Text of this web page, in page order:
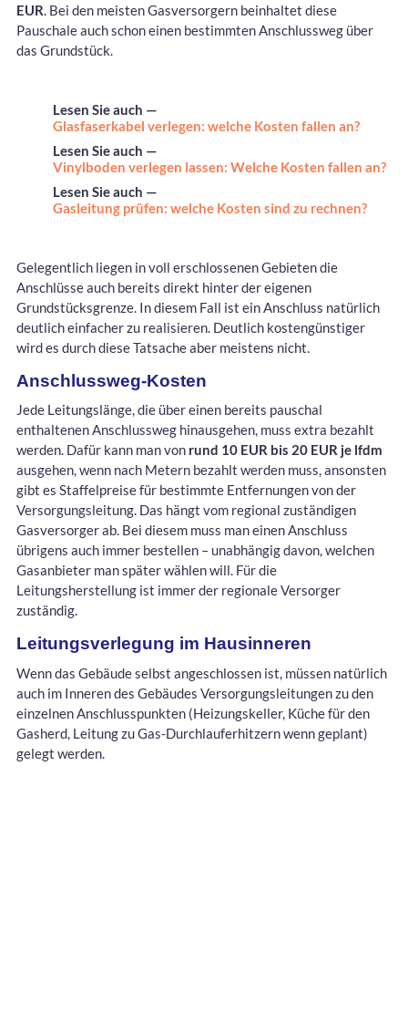
EUR. Bei den meisten Gasversorgern beinhaltet diese
Pauschale auch schon einen bestimmten Anschlussweg über
das Grundstück.
Lesen Sie auch —
Glasfaserkabel verlegen: welche Kosten fallen an?
Lesen Sie auch —
Vinylboden verlegen lassen: Welche Kosten fallen an?
Lesen Sie auch —
Gasleitung prüfen: welche Kosten sind zu rechnen?
Gelegentlich liegen in voll erschlossenen Gebieten die
Anschlüsse auch bereits direkt hinter der eigenen
Grundstücksgrenze. In diesem Fall ist ein Anschluss natürlich
deutlich einfacher zu realisieren. Deutlich kostengünstiger
wird es durch diese Tatsache aber meistens nicht.
Anschlussweg-Kosten
Jede Leitungslänge, die über einen bereits pauschal
enthaltenen Anschlussweg hinausgehen, muss extra bezahlt
werden. Dafür kann man von rund 10 EUR bis 20 EUR je lfdm
ausgehen, wenn nach Metern bezahlt werden muss, ansonsten
gibt es Staffelpreise für bestimmte Entfernungen von der
Versorgungsleitung. Das hängt vom regional zuständigen
Gasversorger ab. Bei diesem muss man einen Anschluss
übrigens auch immer bestellen – unabhängig davon, welchen
Gasanbieter man später wählen will. Für die
Leitungsherstellung ist immer der regionale Versorger
zuständig.
Leitungsverlegung im Hausinneren
Wenn das Gebäude selbst angeschlossen ist, müssen natürlich
auch im Inneren des Gebäudes Versorgungsleitungen zu den
einzelnen Anschlusspunkten (Heizungskeller, Küche für den
Gasherd, Leitung zu Gas-Durchlauferhitzern wenn geplant)
gelegt werden.